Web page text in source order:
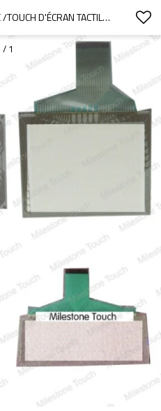
ÉCRAN GT1020-LBLW DE /TOUCH D'ÉCRAN TACTILE DE GT1020-LBLW
/ 1